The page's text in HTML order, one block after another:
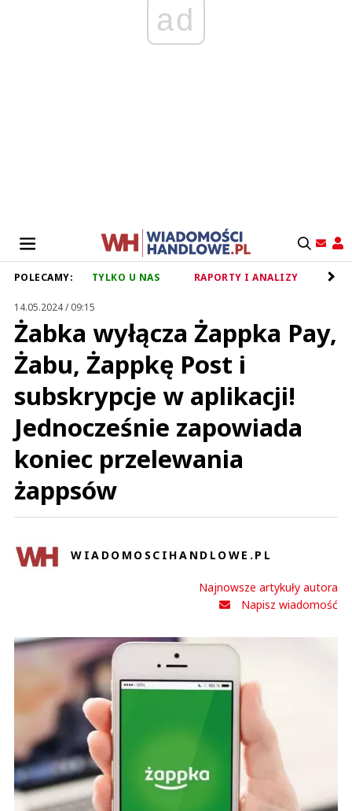
ad
POLECAMY: TYLKO U NAS RAPORTY I ANALIZY
14.05.2024 / 09:15
Żabka wyłącza Żappka Pay,
Żabu, Żappkę Post i
subskrypcje w aplikacji!
Jednocześnie zapowiada
koniec przelewania
żappsów
WIADOMOSCIHANDLOWE.PL
Najnowsze artykuły autora
Napisz wiadomość